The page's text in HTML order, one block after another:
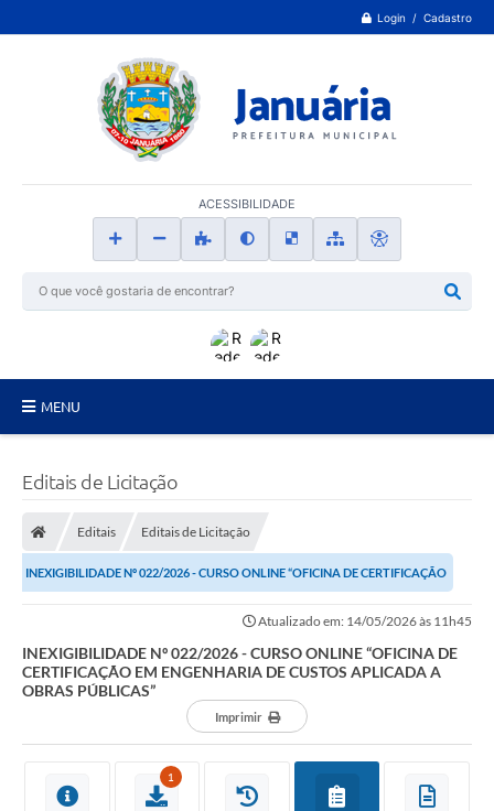
Login / Cadastro
ACESSIBILIDADE
MENU
Secretarias
Transparência Pública
Turismo
Editais de Licitação
Editais Editais de Licitação
INEXIGIBILIDADE Nº 022/2026 - CURSO ONLINE “OFICINA DE CERTIFICAÇÃO
EM ENGENHARIA DE CUSTOS APLICADA A OBRAS...
Atualizado em: 14/05/2026 às 11h45
INEXIGIBILIDADE Nº 022/2026 - CURSO ONLINE “OFICINA DE
CERTIFICAÇÃO EM ENGENHARIA DE CUSTOS APLICADA A
OBRAS PÚBLICAS”
Imprimir
1